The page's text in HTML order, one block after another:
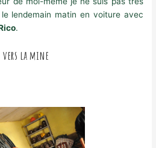
lendemain matin en voiture avec
.
vers la mine